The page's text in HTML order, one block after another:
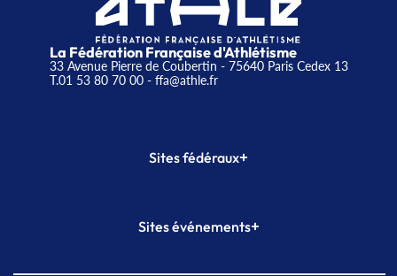
La Fédération Française d'Athlétisme
33 Avenue Pierre de Coubertin - 75640 Paris Cedex 13
T.01 53 80 70 00- ffa@athle.fr
Sites fédéraux+
Plateforme Formation
Sites événements+